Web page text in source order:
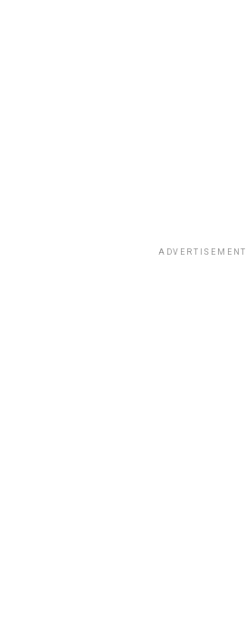
ADVERTISEMENT